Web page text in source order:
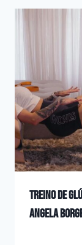
Treino de
Angela